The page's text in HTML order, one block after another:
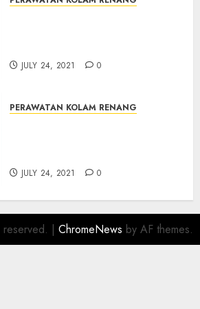
JULY 24, 2021 0
PERAWATAN KOLAM RENANG
JULY 24, 2021 0
| ChromeNews by AF themes.